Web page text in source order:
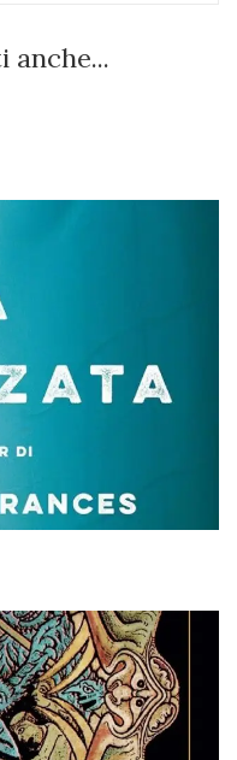
anche...